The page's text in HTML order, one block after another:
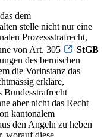
dem
stelle nicht nur eine
Prozessstrafrecht,
von Art. 305
StGB
des bernischen
die Vorinstanz das
erkläre,
Bundesstrafrecht
aber nicht das Recht
kantonalem
den Angeln zu heben
worauf diese